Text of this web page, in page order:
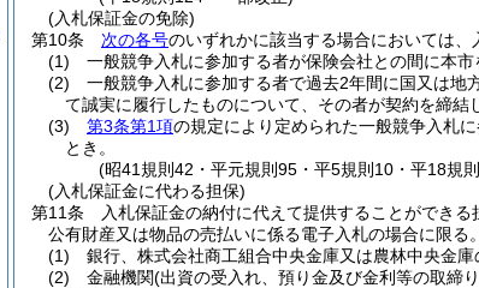
(入札保証金の免除)
第10条
次の各号のいずれかに該当する場合においては、
(1)
一般競争入札に参加する者が保険会社との間に本
(2)
一般競争入札に参加する者で過去2年間に国又は
て誠実に履行したものについて、その者が契約を締結
(3)
第3条第1項の規定により定められた一般競争入札
とき。
(昭41規則42・平元規則95・平5規則10・平18規
(入札保証金に代わる担保)
第11条
入札保証金の納付に代えて提供することができ
公有財産又は物品の売払いに係る電子入札の場合に限る。
(1)
銀行、株式会社商工組合中央金庫又は農林中央金庫
(2)
金融機関(出資の受入れ、預り金及び金利等の取締